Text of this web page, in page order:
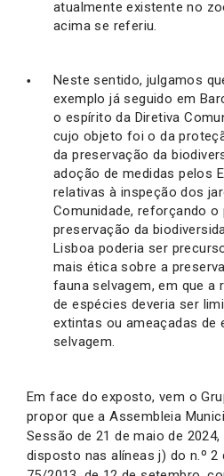
atualmente existente no
acima se referiu.
Neste sentido, julgamos
exemplo já seguido em
o espírito da Diretiva
cujo objeto foi o da
da preservação da
adoção de medidas pelos
relativas à inspeção dos
Comunidade, reforçando
preservação da
Lisboa poderia ser
mais ética sobre a
fauna selvagem, em que a
de espécies deveria ser
extintas ou ameaçadas de
selvagem.
Em face do exposto, vem o
propor que a Assembleia
Sessão de 21 de maio de
disposto nas alíneas j) do n.º 2